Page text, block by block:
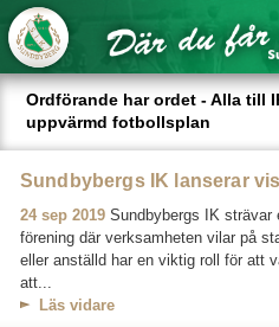
Ordförande har ordet - Alla till
uppvärmd fotbollsplan
Sundbybergs IK lanserar
24 sep 2019 Sundbybergs IK strävar
förening där verksamheten vilar på
eller anställd har en viktig roll för att
att...
Läs vidare